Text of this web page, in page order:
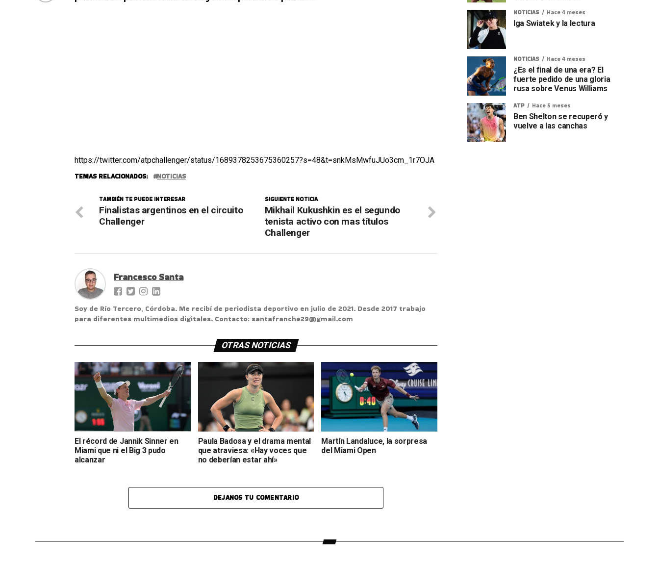
https://twitter.com/atpchallenger/status/1689378253675360257?s=48&t=snkMsMwfuJUo3cm_1r7OJA
TEMAS RELACIONADOS: NOTICIAS
SIGUIENTE NOTICIA
Mikhail Kukushkin es el segundo
tenista activo con mas títulos
Challenger
TAMBIÉN TE PUEDE INTERESAR
Finalistas argentinos en el circuito
Challenger
Francesco Santa
Soy de Río Tercero, Córdoba. Me recibí de periodista deportivo en julio de 2021. Desde 2017 trabajo
para diferentes multimedios digitales. Contacto: santafranche29@gmail.com
OTRAS NOTICIAS
El récord de Jannik Sinner en
Miami que ni el Big 3 pudo
alcanzar
Paula Badosa y el drama mental
que atraviesa: «Hay voces que
no deberían estar ahí»
Martín Landaluce, la sorpresa
del Miami Open
DEJANOS TU COMENTARIO
NOTICIAS Hace 4 meses
Iga Swiatek y la lectura
NOTICIAS Hace 4 meses
¿Es el final de una era? El
fuerte pedido de una gloria
rusa sobre Venus Williams
ATP Hace 5 meses
Ben Shelton se recuperó y
vuelve a las canchas